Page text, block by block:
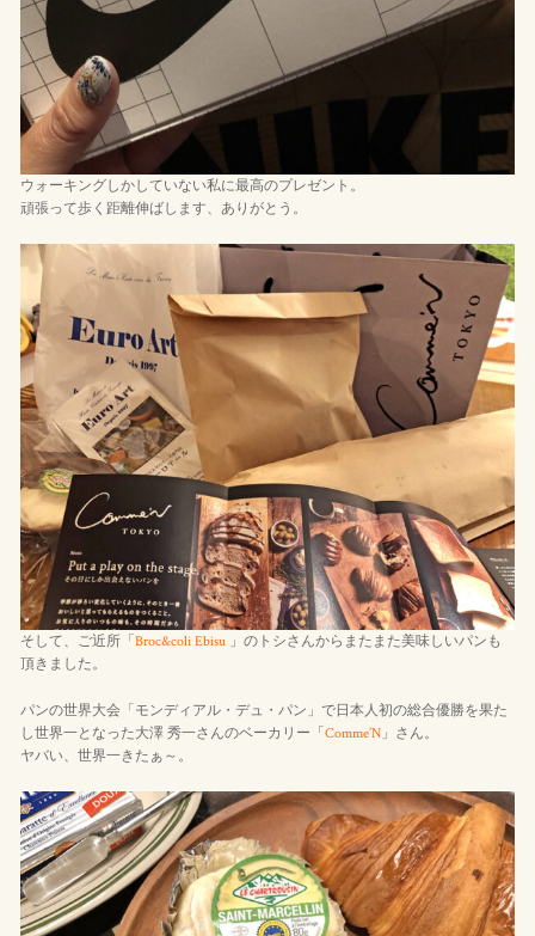
ウォーキングしかしていない私に最高のプレゼント。
頑張って歩く距離伸ばします、ありがとう。
そして、ご近所「 Broc&coli Ebisu」のトシさんからまたまた美味しいパンも
頂きました。
パンの世界大会「モンディアル・デュ・パン」で日本人初の総合優勝を果た
し世界一となった大澤 秀一さんのベーカリー「 Comme’N」さん。
ヤバい、世界一きたぁ～。